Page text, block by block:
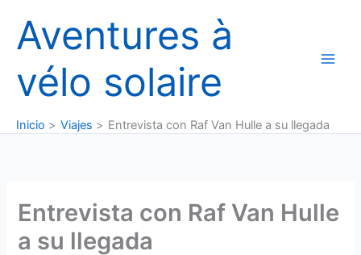
contenido
Aventures à
vélo solaire
Inicio Viajes Entrevista con Raf Van Hulle a su llegada
Entrevista con Raf Van Hulle
a su llegada